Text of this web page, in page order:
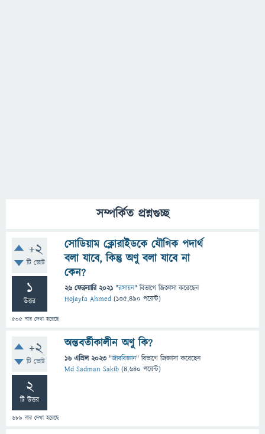
সম্পর্কিত প্রশ্নগুচ্ছ
+2
টি ভোট
1
উত্তর
505 বার দেখা হয়েছে
সোডিয়াম ক্লোরাইডকে যৌগিক পদার্থ
বলা যাবে, কিন্তু অণু বলা যাবে না
কেন?
26 ফেব্রুয়ারি 2021 "রসায়ন" বিভাগে জিজ্ঞাসাকরেছেন
Hojayfa Ahmed (135,490 পয়েন্ট)
+2
টি ভোট
2
টি উত্তর
689 বার দেখা হয়েছে
অন্তবর্তীকালীন অণু কি?
16 এপ্রিল 2023 "জীববিজ্ঞান" বিভাগে জিজ্ঞাসাকরেছেন
Md Sadman Sakib (4,640 পয়েন্ট)